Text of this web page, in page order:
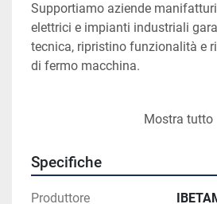
Supportiamo aziende
elettrici e impianti industriali
tecnica, ripristino funzionalità e
di fermo macchina.
qualsiasi marchio
Offriamo assistenza tecnica sia
IBETAMAC sia su macchinari
Mostra tutto
Specifiche
Produttore